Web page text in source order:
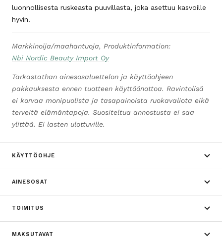
luonnollisesta ruskeasta puuvillasta, joka asettuu kasvoille
hyvin.
Markkinoija/maahantuoja, Produktinformation:
Nbi Nordic Beauty Import Oy
Tarkastathan ainesosaluettelon ja käyttöohjeen
pakkauksesta ennen tuotteen käyttöönottoa. Ravintolisä
ei korvaa monipuolista ja tasapainoista ruokavaliota eikä
terveitä elämäntapoja. Suositeltua annostusta ei saa
ylittää. Ei lasten ulottuville.
KÄYTTÖOHJE
AINESOSAT
TOIMITUS
MAKSUTAVAT